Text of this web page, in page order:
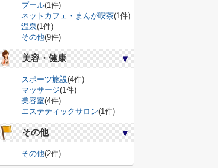
プール(1件)
ネットカフェ・まんが喫茶(1件)
温泉(1件)
その他(9件)
美容・健康
スポーツ施設(4件)
マッサージ(1件)
美容室(4件)
エステティックサロン(1件)
その他
その他(2件)